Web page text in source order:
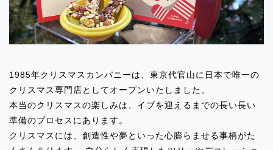
2024.06.11
イベント出店のお知らせ「ルミネ立川」
2024.06.11
イベント出店のお知らせ「SWEETS BOX
小田急永山店」
2024.06.11
1985年クリスマスカンパニーは、東京代官山に日本で唯一の
クリスマス専門店としてオープンいたしました。
本当のクリスマスの楽しみは、イブを迎えるまでの長い長い
準備のプロセスにあります。
クリスマスには、創造性や夢といった心膨らませる事柄がた